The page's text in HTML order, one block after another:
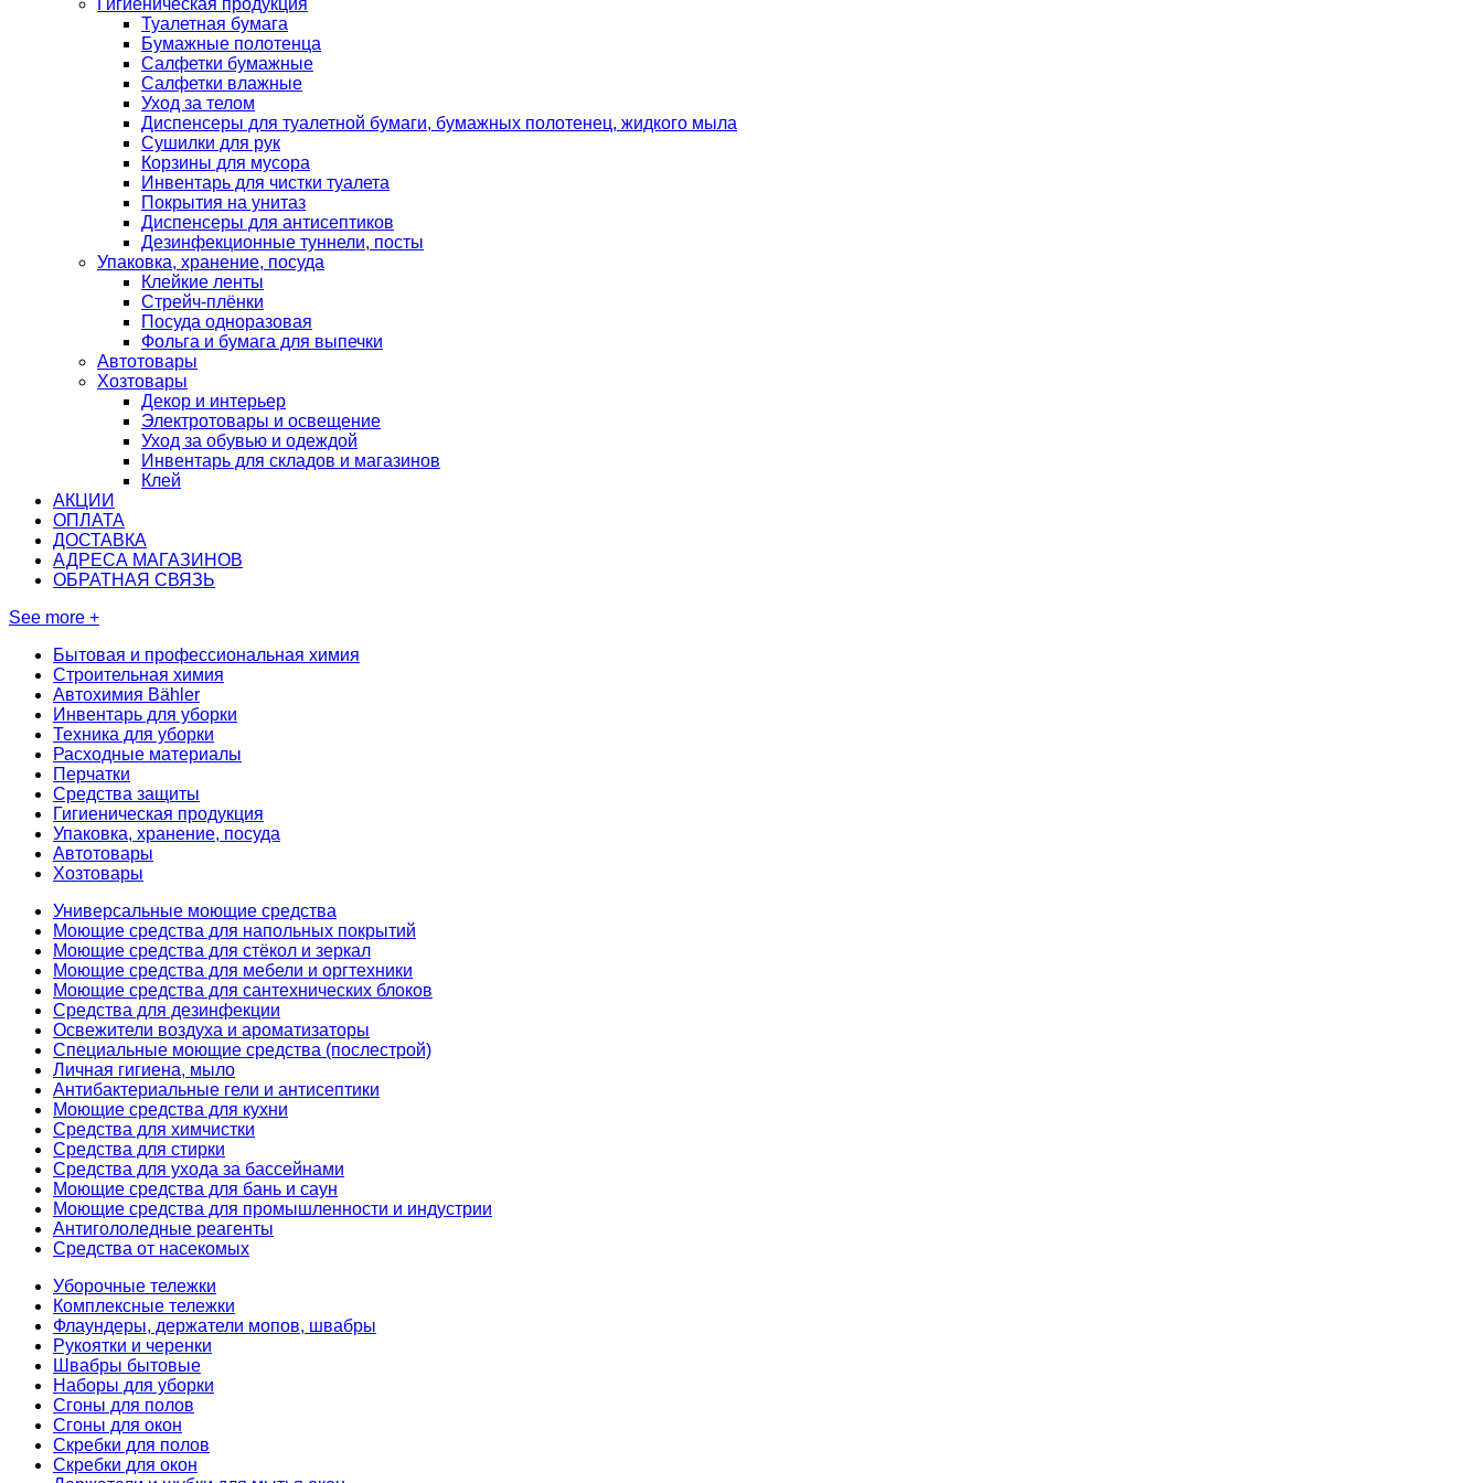
Туалетная бумага
Бумажные полотенца
Салфетки бумажные
Салфетки влажные
Уход за телом
Диспенсеры для туалетной бумаги, бумажных полотенец, жидкого мыла
Сушилки для рук
Корзины для мусора
Инвентарь для чистки туалета
Покрытия на унитаз
Диспенсеры для антисептиков
Дезинфекционные туннели, посты
Упаковка, хранение, посуда
Клейкие ленты
Стрейч-плёнки
Посуда одноразовая
Фольга и бумага для выпечки
Автотовары
Хозтовары
Декор и интерьер
Электротовары и освещение
Уход за обувью и одеждой
Инвентарь для складов и магазинов
Клей
АКЦИИ
ОПЛАТА
ДОСТАВКА
АДРЕСА МАГАЗИНОВ
ОБРАТНАЯ СВЯЗЬ
See more +
Бытовая и профессиональная химия
Строительная химия
Автохимия Bähler
Инвентарь для уборки
Техника для уборки
Расходные материалы
Перчатки
Средства защиты
Гигиеническая продукция
Упаковка, хранение, посуда
Автотовары
Хозтовары
Универсальные моющие средства
Моющие средства для напольных покрытий
Моющие средства для стёкол и зеркал
Моющие средства для мебели и оргтехники
Моющие средства для сантехнических блоков
Средства для дезинфекции
Освежители воздуха и ароматизаторы
Специальные моющие средства (послестрой)
Личная гигиена, мыло
Антибактериальные гели и антисептики
Моющие средства для кухни
Средства для химчистки
Средства для стирки
Средства для ухода за бассейнами
Моющие средства для бань и саун
Моющие средства для промышленности и индустрии
Антигололедные реагенты
Средства от насекомых
Уборочные тележки
Комплексные тележки
Флаундеры, держатели мопов, швабры
Рукоятки и черенки
Швабры бытовые
Наборы для уборки
Сгоны для полов
Сгоны для окон
Скребки для полов
Скребки для окон